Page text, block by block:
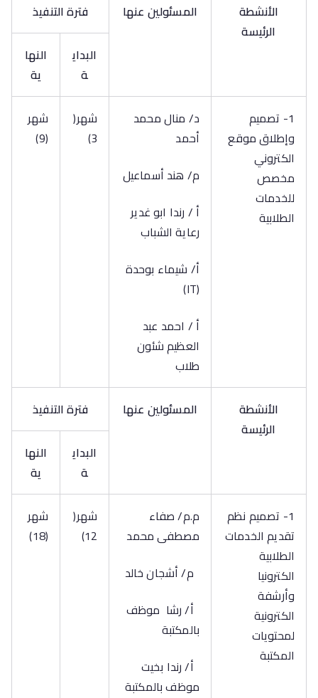
الأنشطة
الرئيسة
المسئولين عنها فترة التنفيذ
البداي
ة
النها
ية
1- تصميم
وإطلاق موقع
الكتروني
مخصص
للخدمات
الطلابية
د/ منال محمد
أحمد
م/ هند أسماعيل
أ / رندا ابو غدير
رعاية الشباب
أ/ شيماء بوحدة
(IT)
أ / احمد عبد
العظيم شئون
طلاب
شهر(
3)
شهر
(9)
الأنشطة
الرئيسة
المسئولين عنها فترة التنفيذ
البداي
ة
النها
ية
1- تصميم نظم
تقديم الخدمات
الطلابية
الكترونيا
وأرشفة
الكترونية
لمحتويات
المكتبة
م.م/ صفاء
مصطفى محمد
م/ أشجان خالد
أ/ رشا موظف
بالمكتبة
أ/ رندا بخيت
موظف بالمكتبة
شهر(
12)
شهر
(18)